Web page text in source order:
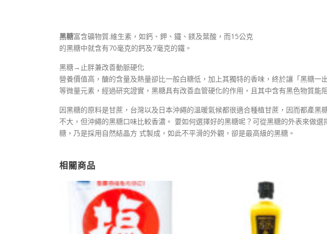
黑糖富含礦物質.維生素，如鈣、鉀、鐵、鎂及葉酸，而15公克
的黑糖中就含有70毫克的鈣及7毫克的鐵。
黑糖→止胖兼改善動脈硬化
營養價值高，醣的含量及熱量卻比一般白糖低，加上其獨特的香味，終於讓「黑糖
等微量元素，經過研究證實，黑糖具有改善血管硬化的作用，且其中含有黑色物質
因黑糖的原料是甘蔗，台灣以及日本沖繩的溫暖氣候都很適合種植甘蔗，因而都產
不大，但沖繩的黑糖口味比較香濃。 要如何選擇好的黑糖呢？可從黑糖的外表來做
糖，乃是採用自然結晶方 式製成，如此不平滑的外觀，卻是最高級的黑糖。
相關商品